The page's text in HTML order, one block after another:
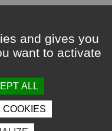
and gives you
want to activate
ALL
COOKIES